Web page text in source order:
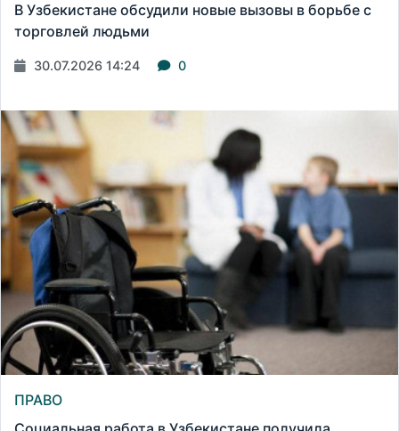
В Узбекистане обсудили новые вызовы в борьбе с
торговлей людьми
30.07.2026 14:24 0
ПРАВО